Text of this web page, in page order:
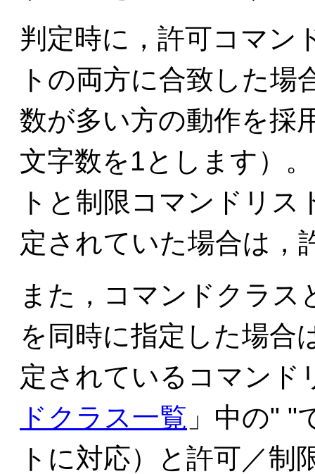
判定時に，許可コマン
トの両方に合致した
数が多い方の動作を採
文字数を1とします）
トと制限コマンドリ
定されていた場合は，
また，コマンドクラス
を同時に指定した場合
定されているコマンド
ドクラス一覧 」中の" "
トに対応）と許可／